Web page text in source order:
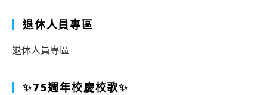
退休人員專區
退休人員專區
✨75週年校慶校歌✨